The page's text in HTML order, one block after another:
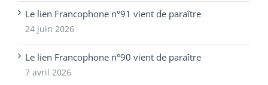
Le lien Francophone n°91 vient de paraître
24 juin 2026
Le lien Francophone n°90 vient de paraître
7 avril 2026